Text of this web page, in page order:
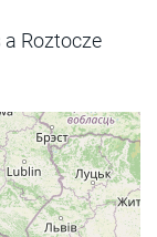
a Roztocze